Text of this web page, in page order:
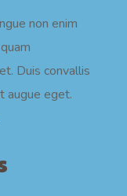
non enim
Duis convallis
augue eget.